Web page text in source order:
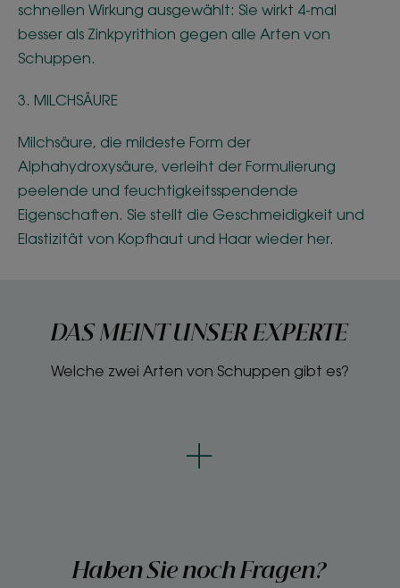
schnellen Wirkung ausgewählt: Sie wirkt 4-mal
besser als Zinkpyrithion gegen alle Arten von
Schuppen.
3. MILCHSÄURE
Milchsäure, die mildeste Form der
Alphahydroxysäure, verleiht der Formulierung
peelende und feuchtigkeitsspendende
Eigenschaften. Sie stellt die Geschmeidigkeit und
Elastizität von Kopfhaut und Haar wieder her.
DAS MEINT UNSER EXPERTE
Welche zwei Arten von Schuppen gibt es?
Haben Sie noch Fragen?